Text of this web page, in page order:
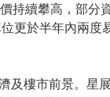
持續攀高，部分
更於半年內兩度
及樓市前景。星